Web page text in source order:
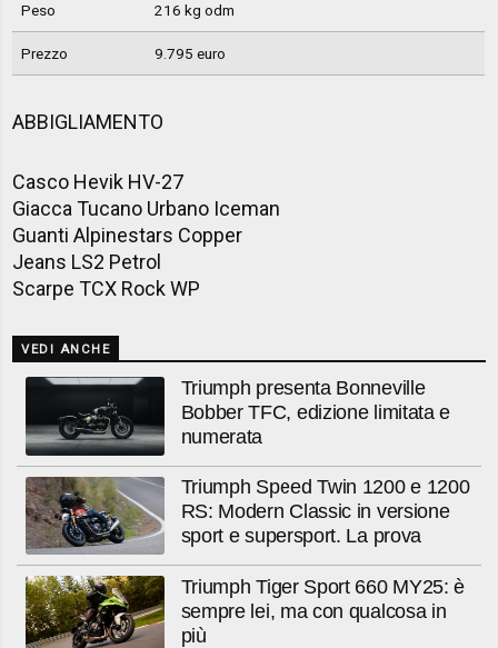
Peso 216 kg odm
Prezzo 9.795 euro
ABBIGLIAMENTO
Casco Hevik HV-27
Giacca Tucano Urbano Iceman
Guanti Alpinestars Copper
Jeans LS2 Petrol
Scarpe TCX Rock WP
VEDI ANCHE
Triumph presenta Bonneville
Bobber TFC, edizione limitata e
numerata
Triumph Speed Twin 1200 e 1200
RS: Modern Classic in versione
sport e supersport. La prova
Triumph Tiger Sport 660 MY25: è
sempre lei, ma con qualcosa in
più